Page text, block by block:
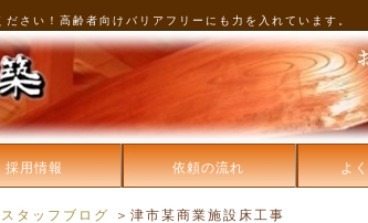
さい！高齢者向けバリアフリーにも力を入れています。
採用情報 依頼の流れ よ
スタッフブログ ＞津市某商業施設床工事